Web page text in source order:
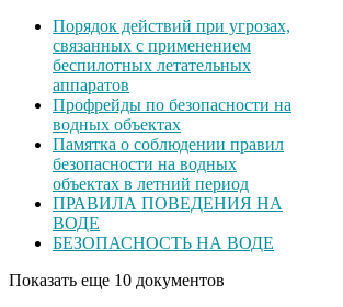
Порядок действий при угрозах,
связанных с применением
беспилотных летательных
аппаратов
Профрейды по безопасности на
водных объектах
Памятка о соблюдении правил
безопасности на водных
объектах в летний период
ПРАВИЛА ПОВЕДЕНИЯ НА
ВОДЕ
БЕЗОПАСНОСТЬ НА ВОДЕ
Показать еще 10 документов